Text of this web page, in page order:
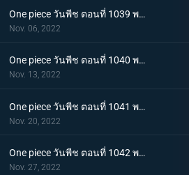
One piece วันพีช ตอนที่ 1039 พากย์ไทย พวกพ้องเพิ่มพรวด กลุ่มหมวกฟางโต้กลับ
Nov. 06, 2022
One piece วันพีช ตอนที่ 1040 พากย์ไทย ความภาคภูมิใจของนายท้าย จินเบเดือดจัด!
Nov. 13, 2022
One piece วันพีช ตอนที่ 1041 พากย์ไทย ยอดศึกตัดสินสัตว์ประหลาด! ยามาโตะกับแฟรงกี้
Nov. 20, 2022
One piece วันพีช ตอนที่ 1042 พากย์ไทย กับดักของผู้ล่า การยั่วยวนของแบล็คมาเรีย
Nov. 27, 2022